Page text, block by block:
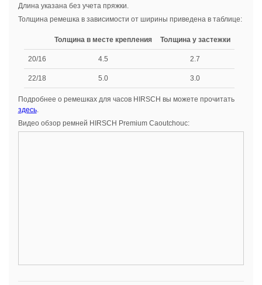
Длина указана без учета пряжки.
Толщина ремешка в зависимости от ширины приведена в таблице:
Толщина в месте крепления Толщина у застежки
20/16 4.5 2.7
22/18 5.0 3.0
Подробнее о ремешках для часов HIRSCH вы можете прочитать
здесь.
Видео обзор ремней HIRSCH Premium Caoutchouc: